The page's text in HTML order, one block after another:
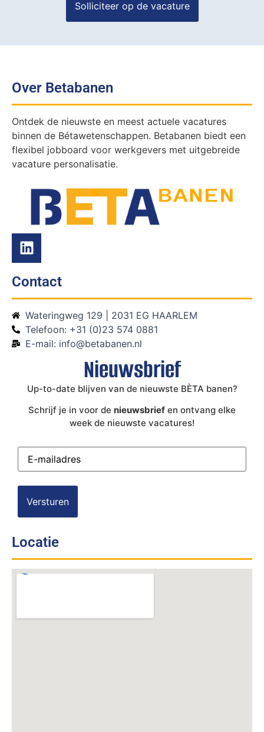
Over Betabanen
Ontdek de nieuwste en meest actuele vacatures
binnen de Bétawetenschappen. Betabanen biedt een
flexibel jobboard voor werkgevers met uitgebreide
vacature personalisatie.
Contact
Wateringweg 129 | 2031 EG HAARLEM
Telefoon: +31 (0)23 574 0881
E-mail: info@betabanen.nl
Nieuwsbrief
Up-to-date blijven van de nieuwste BÈTA banen?
Schrijf je in voor de nieuwsbrief en ontvang elke
week de nieuwste vacatures!
E-
mailadres(Vereist)
Locatie